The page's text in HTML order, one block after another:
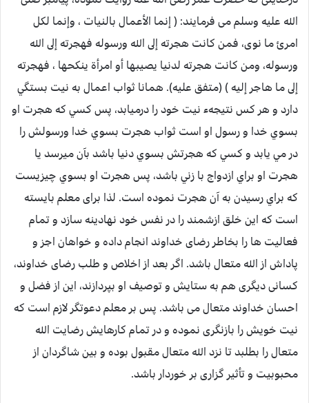
الله علیه وسلم می فرمایند: ( إنما الأعمال بالنيات ، وإنما لكل
امرئ ما نوى، فمن كانت هجرته إلى الله ورسوله فهجرته إلى الله
ورسوله، ومن كانت هجرته لدنيا يصيبها أو امرأة ينكحها ، فهجرته
إلى ما هاجر إليه ) (متفق عليه). همانا ثواب اعمال به نيت بستگي
دارد و هر کس نتيجهء نيت خود را درميابد، پس کسي که هجرت او
بسوي خدا و رسول او است ثواب هجرت بسوي خدا ورسولش را
در مي يابد و کسي که هجرتش بسوي دنيا باشد بآن ميرسد يا
هجرت او براي ازدواج با زني باشد، پس هجرت او بسوي چيزيست
که براي رسيدن به آن هجرت نموده است. لذا برای معلم بایسته
است که این خلق ازشمند را در نفس خود نهادینه سازد و تمام
فعالیت ها را بخاطر رضای خداوند انجام داده و خواهان اجز و
پاداش از الله متعال باشد. اگر بعد از اخلاص و طلب رضای خداوند،
کسانی دیگری هم به ستایش و توصیف او بپردازند، این از فضل و
احسان خداوند متعال می باشد. پس بر معلم دعوتگر لازم است که
نیت خویش را بازنگری نموده و در تمام کارهایش رضایت الله
متعال را بطلبد تا نزد الله متعال مقبول بوده و بین شاگردان از
محبوبیت و تأثیر گزاری بر خوردار باشد.